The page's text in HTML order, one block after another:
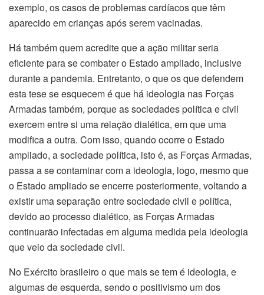
exemplo, os casos de problemas cardíacos que têm
aparecido em crianças após serem vacinadas.
Há também quem acredite que a ação militar seria
eficiente para se combater o Estado ampliado, inclusive
durante a pandemia. Entretanto, o que os que defendem
esta tese se esquecem é que há ideologia nas Forças
Armadas também, porque as sociedades política e civil
exercem entre si uma relação dialética, em que uma
modifica a outra. Com isso, quando ocorre o Estado
ampliado, a sociedade política, isto é, as Forças Armadas,
passa a se contaminar com a ideologia, logo, mesmo que
o Estado ampliado se encerre posteriormente, voltando a
existir uma separação entre sociedade civil e política,
devido ao processo dialético, as Forças Armadas
continuarão infectadas em alguma medida pela ideologia
que veio da sociedade civil.
No Exército brasileiro o que mais se tem é ideologia, e
algumas de esquerda, sendo o positivismo um dos